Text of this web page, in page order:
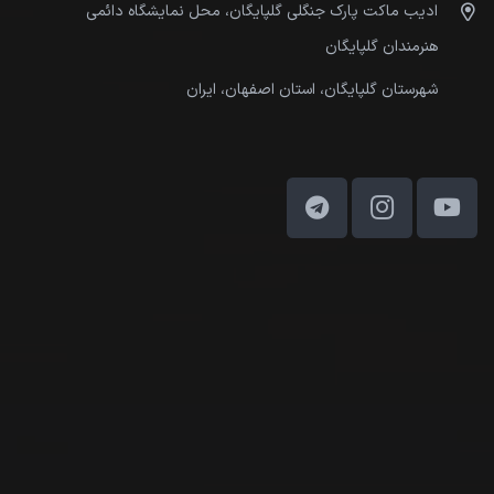
ادیب ماکت پارک جنگلی گلپایگان، محل نمایشگاه دائمی
هنرمندان گلپایگان
شهرستان گلپایگان، استان اصفهان، ایران